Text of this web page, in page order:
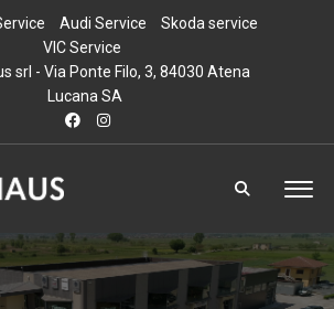
Audi Service
Skoda service
VIC Service
srl - Via Ponte Filo, 3, 84030 Atena
Lucana SA